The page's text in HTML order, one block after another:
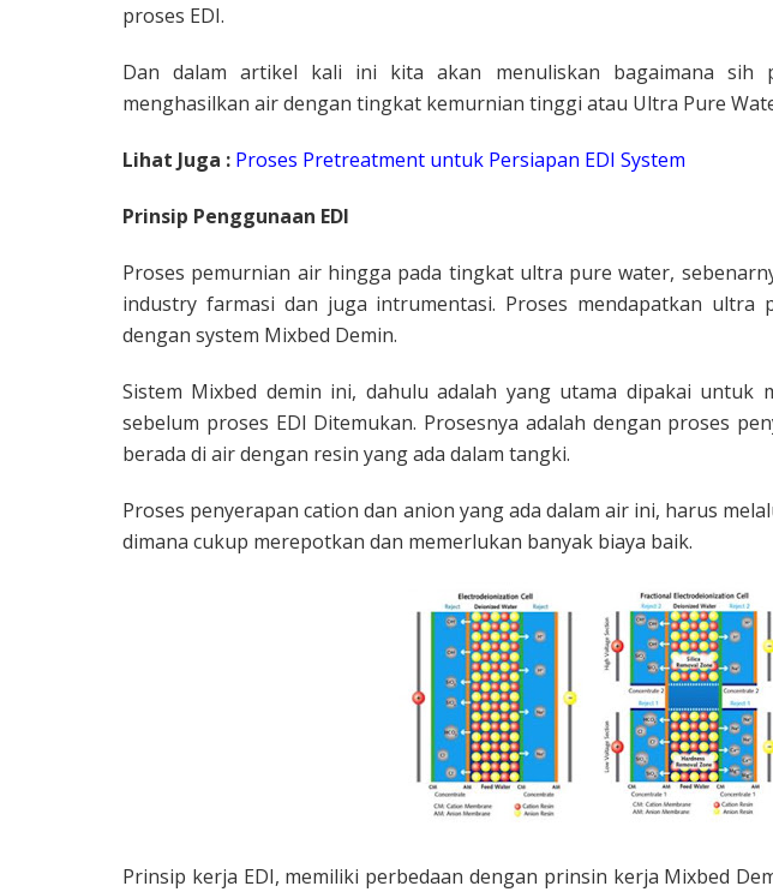
proses EDI.
Dan dalam artikel kali ini kita akan menuliskan bagaimana sih
menghasilkan air dengan tingkat kemurnian tinggi atau Ultra Pure
Lihat Juga : Proses Pretreatment untuk Persiapan EDI System
Prinsip Penggunaan EDI
Proses pemurnian air hingga pada tingkat ultra pure water,
industry farmasi dan juga intrumentasi. Proses mendapatkan ultra
dengan system Mixbed Demin.
Sistem Mixbed demin ini, dahulu adalah yang utama dipakai untuk
sebelum proses EDI Ditemukan. Prosesnya adalah dengan proses
berada di air dengan resin yang ada dalam tangki.
Proses penyerapan cation dan anion yang ada dalam air ini, harus
dimana cukup merepotkan dan memerlukan banyak biaya baik.
Prinsip kerja EDI, memiliki perbedaan dengan prinsin kerja Mixbed